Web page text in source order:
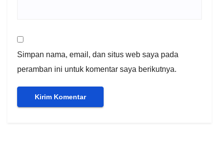
Simpan nama, email, dan situs web saya pada
peramban ini untuk komentar saya berikutnya.